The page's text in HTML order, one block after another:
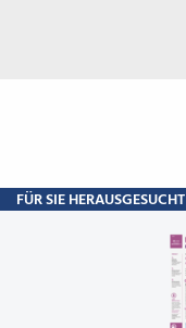
FÜR SIE HERAUSGESUCHT